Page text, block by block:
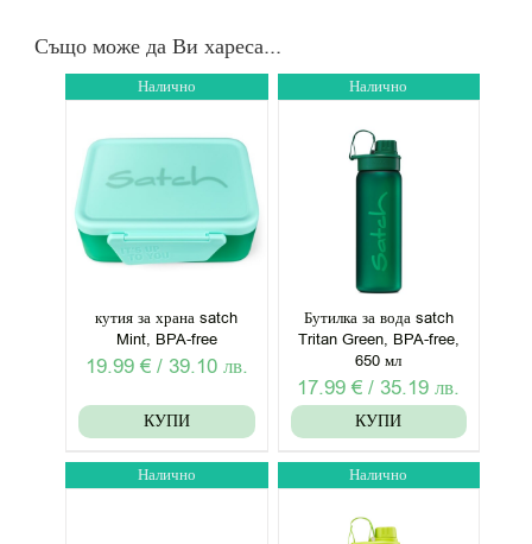
Също може да Ви хареса...
Налично
кутия за храна satch
Mint, BPA-free
19.99 € / 39.10 лв.
КУПИ
Налично
Бутилка за вода satch
Tritan Green, BPA-free,
650 мл
17.99€ / 35.19лв.
КУПИ
Налично Налично